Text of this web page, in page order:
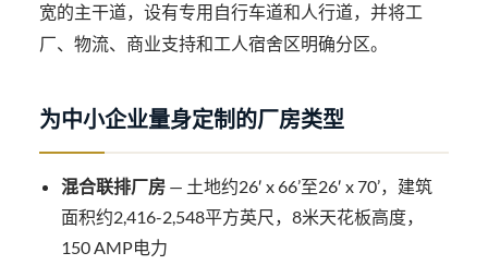
宽的主干道，设有专用自行车道和人行道，并将工
厂、物流、商业支持和工人宿舍区明确分区。
为中小企业量身定制的厂房类型
混合联排厂房 — 土地约26′ x 66’至26′ x 70’，建筑
面积约2,416-2,548平方英尺，8米天花板高度，
150 AMP电力